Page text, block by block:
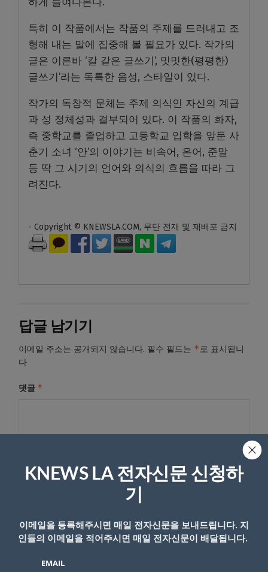
특히 이 작품에서는 작품의 주제를 드러내고 조
형해 내는 말에 집중해 볼 필요가 있다. 작가의
글은 이른바 ‘칼 같은 글쓰기’, 밋밋한(평평한)
글쓰기’라는 독특한 음성, 스타일이 있다.
작가의 독창적 문체는 주제 의식인 자신의 계급
과 성 정체성과 결부되어 있다. 이 작품의 화자,
즉 중학교를 졸업하고 고등학교 입학을 앞둔 사
춘기 소녀 ‘안’의 이야기는 비속어, 은어, 준말
등 딱 그 시기의 언어와 의식의 흐름을 따라 그
려진다.
- Copyright © KNEWSLA.COM, 무단 전재 및 재배포 금지
답글 남기기
이메일 주소는 공개되지 않습니다. 필수 필드는 *로 표시됩니
다
댓글 *
이름
KNEWS LA 전자신문 신청하
기
이메일을 등록해주시면 매일 전자신문을 보내드립니다. 지
인들의 이메일을 적어주시면 매일 전자신문이 배달됩니다.
EMAIL